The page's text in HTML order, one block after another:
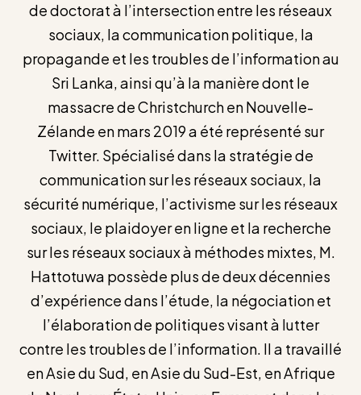
de doctorat à l’intersection entre les réseaux
sociaux, la communication politique, la
propagande et les troubles de l’information au
Sri Lanka, ainsi qu’à la manière dont le
massacre de Christchurch en Nouvelle-
Zélande en mars 2019 a été représenté sur
Twitter. Spécialisé dans la stratégie de
communication sur les réseaux sociaux, la
sécurité numérique, l’activisme sur les réseaux
sociaux, le plaidoyer en ligne et la recherche
sur les réseaux sociaux à méthodes mixtes, M.
Hattotuwa possède plus de deux décennies
d’expérience dans l’étude, la négociation et
l’élaboration de politiques visant à lutter
contre les troubles de l’information. Il a travaillé
en Asie du Sud, en Asie du Sud-Est, en Afrique